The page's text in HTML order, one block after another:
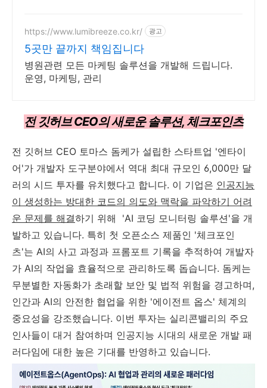
https://www.lumibreeze.co.kr/ 광고
5곳만 끝까지 책임집니다
병원관련 모든 마케팅 솔루션을 개발해 드립니다.
운영, 마케팅, 관리
전 깃허브 CEO의 새로운 솔루션, 체크포인츠
전 깃허브 CEO 토마스 돔케가 설립한 스타트업 '엔타이
어'가 개발자 도구분야에서 역대 최대 규모인 6,000만 달
러의 시드 투자를 유치했다고 합니다. 이 기업은 인공지능
이 생성하는 방대한 코드의 의도와 맥락을 파악하기 어려
운 문제를 해결하기 위해 'AI 코딩 모니터링 솔루션'을 개
발하고 있습니다. 특히 첫 오픈소스 제품인 '체크포인
츠'는 AI의 사고 과정과 프롬포트 기록을 추적하여 개발자
가 AI의 작업을 효율적으로 관리하도록 돕습니다. 돔케는
무분별한 자동화가 초래할 보안 및 법적 위험을 경고하며,
인간과 AI의 안전한 협업을 위한 '에이전트 옵스' 체계의
중요성을 강조했습니다. 이번 투자는 실리콘밸리의 주요
인사들이 대거 참여하며 인공지능 시대의 새로운 개발 패
러다임에 대한 높은 기대를 반영하고 있습니다.